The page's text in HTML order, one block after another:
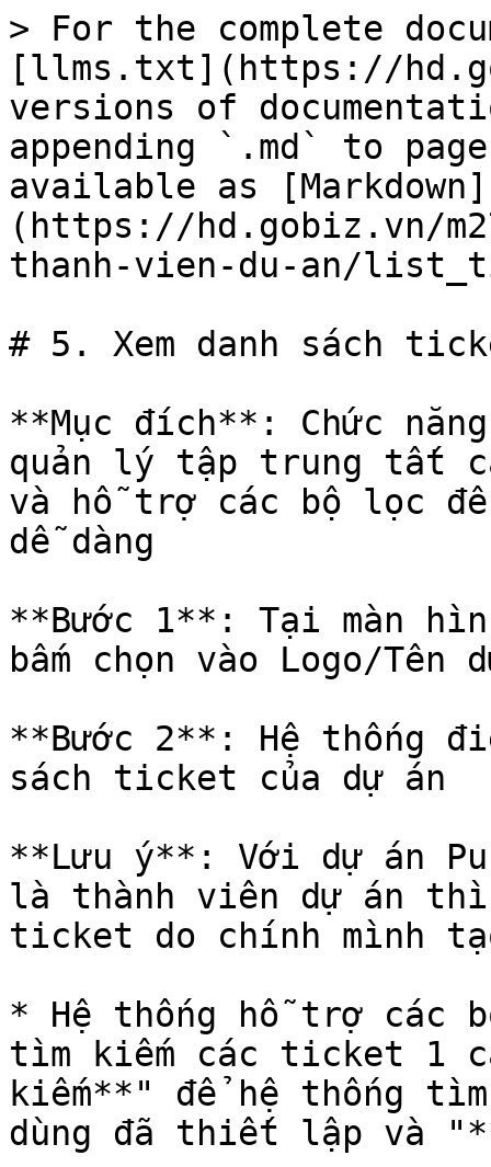
> For the complete
[llms.txt](https://
versions of
appending `.md` to
available as [Markdown]
(https://hd.gobiz.vn/
thanh-vien-du-an/
# 5. Xem danh sách
**Mục đích**: Chức
quản lý tập trung tất
và hỗ trợ các bộ lọc
dễ dàng
**Bước 1**: Tại màn
bấm chọn vào Logo/Tên
**Bước 2**: Hệ thống
sách ticket của dự án
**Lưu ý**: Với dự án
là thành viên dự án thì
ticket do chính mình
* Hệ thống hỗ trợ các
tìm kiếm các ticket 1
kiếm**" để hệ thống
dùng đã thiết lập và